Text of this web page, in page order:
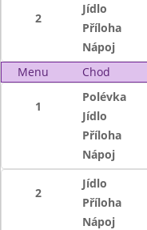
2
Jídlo
Příloha
Nápoj
Menu
Chod
1
Polévka
Jídlo
Příloha
Nápoj
2
Jídlo
Příloha
Nápoj